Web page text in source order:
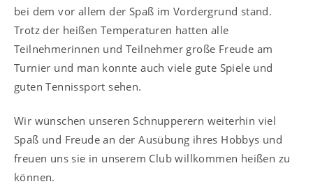
bei dem vor allem der Spaß im Vordergrund stand.
Trotz der heißen Temperaturen hatten alle
Teilnehmerinnen und Teilnehmer große Freude am
Turnier und man konnte auch viele gute Spiele und
guten Tennissport sehen.
Wir wünschen unseren Schnupperern weiterhin viel
Spaß und Freude an der Ausübung ihres Hobbys und
freuen uns sie in unserem Club willkommen heißen zu
können.